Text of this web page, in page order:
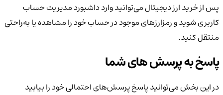
پس از خرید ارز دیجیتال می‌توانید وارد داشبورد مدیریت حساب
کاربری شوید و رمزارزهای موجود در حساب خود را مشاهده یا به‌راحتی
منتقل کنید.
پاسخ به پرسش های شما
در این بخش می‌توانید پاسخ پرسش‌های احتمالی خود را بیابید